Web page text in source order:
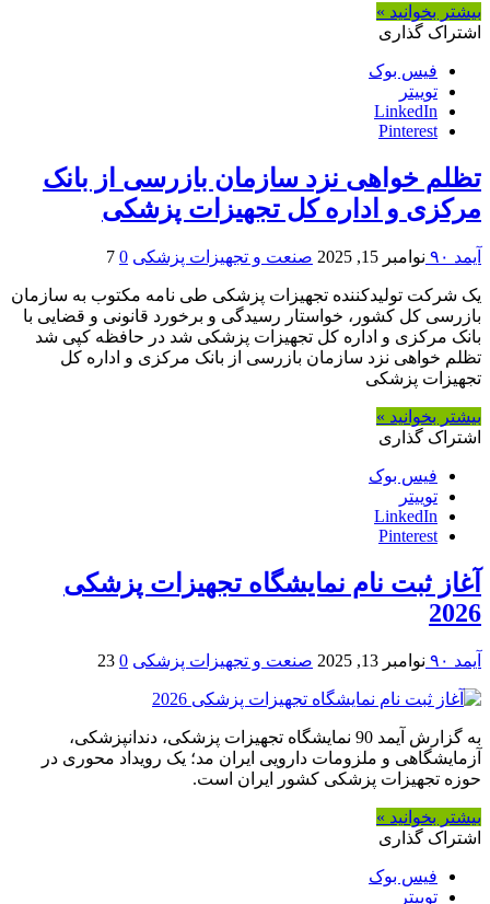
بیشتر بخوانید »
اشتراک گذاری
فیس بوک
توییتر
LinkedIn
Pinterest
تظلم خواهی نزد سازمان بازرسی از بانک
مرکزی و اداره کل تجهیزات پزشکی
آیمد ۹۰ نوامبر 15, 2025 صنعت و تجهیزات پزشکی 0
7
یک شرکت تولیدکننده تجهیزات پزشکی طی نامه مکتوب به سازمان
بازرسی کل کشور، خواستار رسیدگی و برخورد قانونی و قضایی با
بانک مرکزی و اداره کل تجهیزات پزشکی شد در حافظه کپی شد
تظلم خواهی نزد سازمان بازرسی از بانک مرکزی و اداره کل
تجهیزات پزشکی
بیشتر بخوانید »
اشتراک گذاری
فیس بوک
توییتر
LinkedIn
Pinterest
آغاز ثبت نام نمایشگاه تجهیزات پزشکی
2026
آیمد ۹۰ نوامبر 13, 2025 صنعت و تجهیزات پزشکی 0
23
به گزارش آیمد 90 نمایشگاه تجهیزات پزشکی، دندانپزشکی،
آزمایشگاهی و ملزومات دارویی ایران مد؛ یک رویداد محوری در
حوزه تجهیزات پزشکی کشور ایران است.
بیشتر بخوانید »
اشتراک گذاری
فیس بوک
توییتر